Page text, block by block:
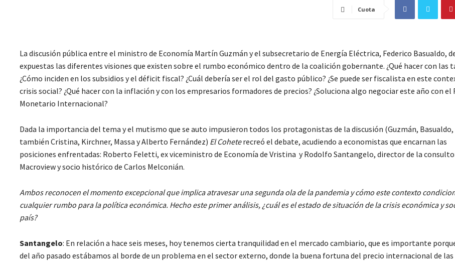
Cuota
La discusión pública entre el ministro de Economía Martín Guzmán y el subsecretario de Energía Eléctrica, Federico Basualdo,
expuestas las diferentes visiones que existen sobre el rumbo económico dentro de la coalición gobernante. ¿Qué hacer con las
¿Cómo inciden en los subsidios y el déficit fiscal? ¿Cuál debería ser el rol del gasto público? ¿Se puede ser fiscalista en este
crisis social? ¿Qué hacer con la inflación y con los empresarios formadores de precios? ¿Soluciona algo negociar este año con el
Monetario Internacional?
Dada la importancia del tema y el mutismo que se auto impusieron todos los protagonistas de la discusión (Guzmán,
también Cristina, Kirchner, Massa y Alberto Fernández) El Coheterecreó el debate, acudiendo a economistas que encarnan las
posiciones enfrentadas: Roberto Feletti, ex viceministro de Economía de Vristina y Rodolfo Santangelo, director de la
Macroview y socio histórico de Carlos Melconián.
Ambos reconocen el momento excepcional que implica atravesar una segunda ola de la pandemia y cómo este contexto
cualquier rumbo para la política económica. Hecho este primer análisis, ¿cuál es el estado de situación de la crisis económica y
país?
Santangelo: En relación a hace seis meses, hoy tenemos cierta tranquilidad en el mercado cambiario, que es importante
del año pasado estábamos al borde de un problema en el sector externo, donde la buena fortuna del precio internacional de las